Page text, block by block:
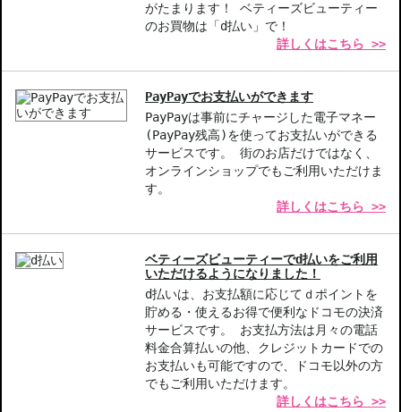
がたまります！ ベティーズビューティー
のお買物は「d払い」で！
詳しくはこちら >>
PayPayでお支払いができます
PayPayは事前にチャージした電子マネー
(PayPay残高)を使ってお支払いができる
サービスです。 街のお店だけではなく、
オンラインショップでもご利用いただけま
す。
詳しくはこちら >>
ベティーズビューティーでd払いをご利用
いただけるようになりました！
d払いは、お支払額に応じてｄポイントを
貯める・使えるお得で便利なドコモの決済
サービスです。 お支払方法は月々の電話
料金合算払いの他、クレジットカードでの
お支払いも可能ですので、ドコモ以外の方
でもご利用いただけます。
詳しくはこちら >>